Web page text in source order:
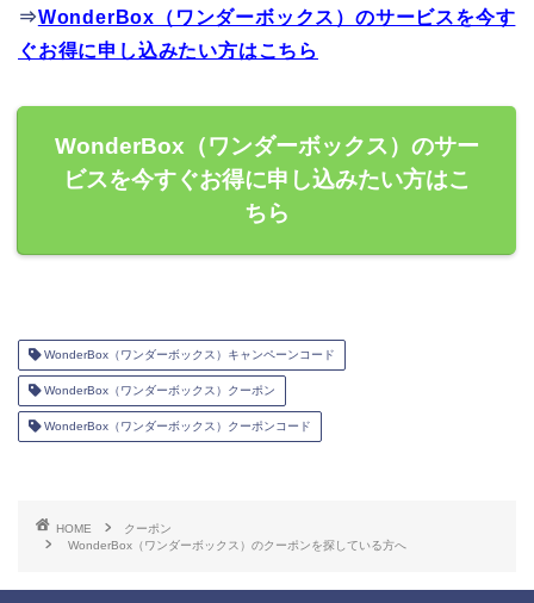
⇒WonderBox（ワンダーボックス）のサービスを今す
ぐお得に申し込みたい方はこちら
WonderBox（ワンダーボックス）のサー
ビスを今すぐお得に申し込みたい方はこ
ちら
WonderBox（ワンダーボックス）キャンペーンコード
WonderBox（ワンダーボックス）クーポン
WonderBox（ワンダーボックス）クーポンコード
HOME
クーポン
WonderBox（ワンダーボックス）のクーポンを探している方へ